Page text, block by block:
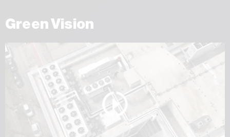
Green Vision